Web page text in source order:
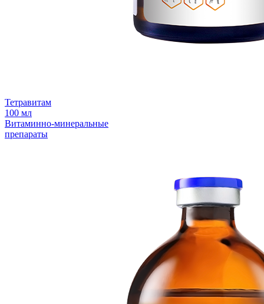
Тетравитам
100 мл
Витаминно-минеральные
препараты